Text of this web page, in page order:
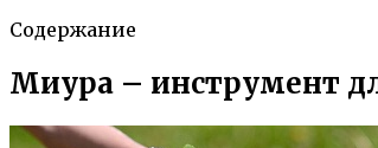
Содержание
Миура – инструмент